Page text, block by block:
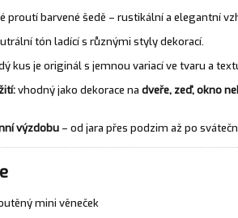
proutí barvené šedě – rustikální a elegantní
tón ladící s různými styly dekorací.
kus je originál s jemnou variací ve tvaru a
vhodný jako dekorace na dveře, zeď, okno
výzdobu– od jara přes podzim až po
mini věneček